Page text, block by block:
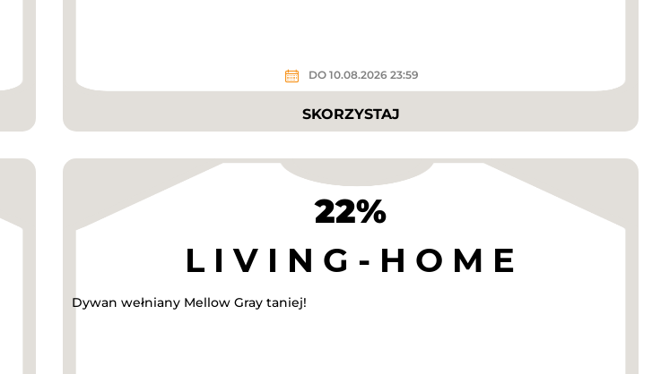
DO 10.08.2026 23:59
SKORZYSTAJ
22%
Dywan wełniany Mellow Gray taniej!